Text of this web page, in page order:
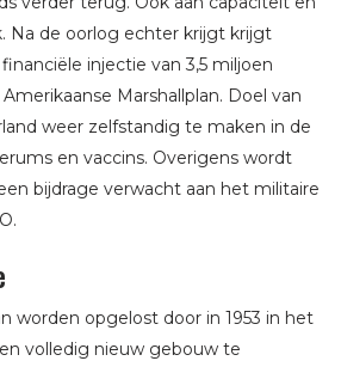
Na de oorlog echter krijgt krijgt
injectie van 3,5 miljoen
Marshallplan. Doel van
weer zelfstandig te maken in de
en vaccins. Overigens wordt
bijdrage verwacht aan het militaire
worden opgelost door in 1953 in het
volledig nieuw gebouw te